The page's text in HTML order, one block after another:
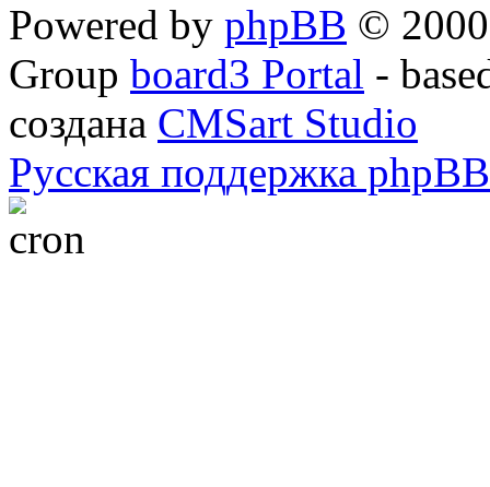
Powered by phpBB ©
Group board3 Portal -
создана CMSart Studio
Русская поддержка phpBB